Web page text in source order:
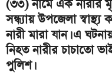
(৩৩) নামে এক নারীর
সন্ধ্যায় উপজেলা স্বাস্থ্য
নারী মারা যান। এ
নিহত নারীর চাচাতো
পুলিশ।